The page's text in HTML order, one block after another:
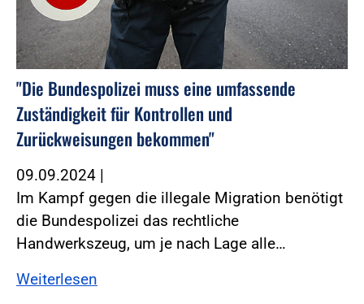
"Die Bundespolizei muss eine umfassende
Zuständigkeit für Kontrollen und
Zurückweisungen bekommen"
09.09.2024 |
Im Kampf gegen die illegale Migration benötigt
die Bundespolizei das rechtliche
Handwerkszeug, um je nach Lage alle…
Weiterlesen